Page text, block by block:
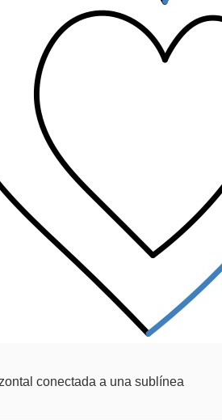
conectada a una sublínea